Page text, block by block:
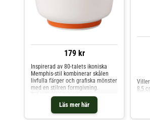
179 kr
Läs mer här
Inspirerad av 80-talets ikoniska
Memphis-stil kombinerar skålen
livfulla färger och grafiska mönster
med en stilren formgivning.
Tillverkad i högkvalitativt
premiumporslin som är både tåligt
och elegant, passar skålen perfekt
till dippsåser, smårätter eller
8,5